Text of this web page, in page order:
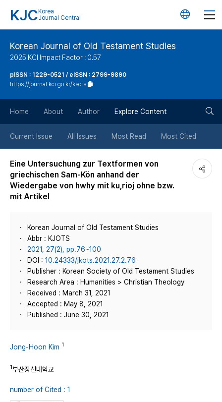
KJC Korea
Journal Central
언
튼
Korean Journal of Old Testament Studies
2025 KCI Impact Factor : 0.57
pISSN : 1229-0521 / eISSN : 2799-9890
https://journal.kci.go.kr/ksots
Home About Author Explore Content
Current Issue All Issues Most Read Most Cited
Eine Untersuchung zur Textformen von
griechischen Sam-Kön anhand der
Wiedergabe von hwhy mit ku,rioj ohne bzw.
mit Artikel
Korean Journal of Old Testament Studies
Abbr : KJOTS
2021, 27(2), pp.76~100
DOI : 10.24333/jkots.2021.27.2.76
Publisher : Korean Society of Old Testament Studies
Research Area : Humanities > Christian Theology
Received : March 31, 2021
Accepted : May 8, 2021
Published : June 30, 2021
Jong-Hoon Kim 1
1부산장신대학교
number of Cited : 1